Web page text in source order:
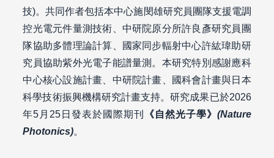
技)。共同作者包括本中心施閔雄研究員團隊支援電調
控光電元件量測技術、中研院原分所許良彥研究員團
隊協助多體理論計算、國家同步輻射中心許紘瑋助研
究員協助紫外光電子能譜量測。本研究特別感謝應科
中心核心設施計畫、中研院計畫、國科會計畫與日本
科學技術振興機構研究計畫支持。研究成果已於2026
年5月25日發表於國際期刊
《自然光子學》 (Nature
Photonics)。